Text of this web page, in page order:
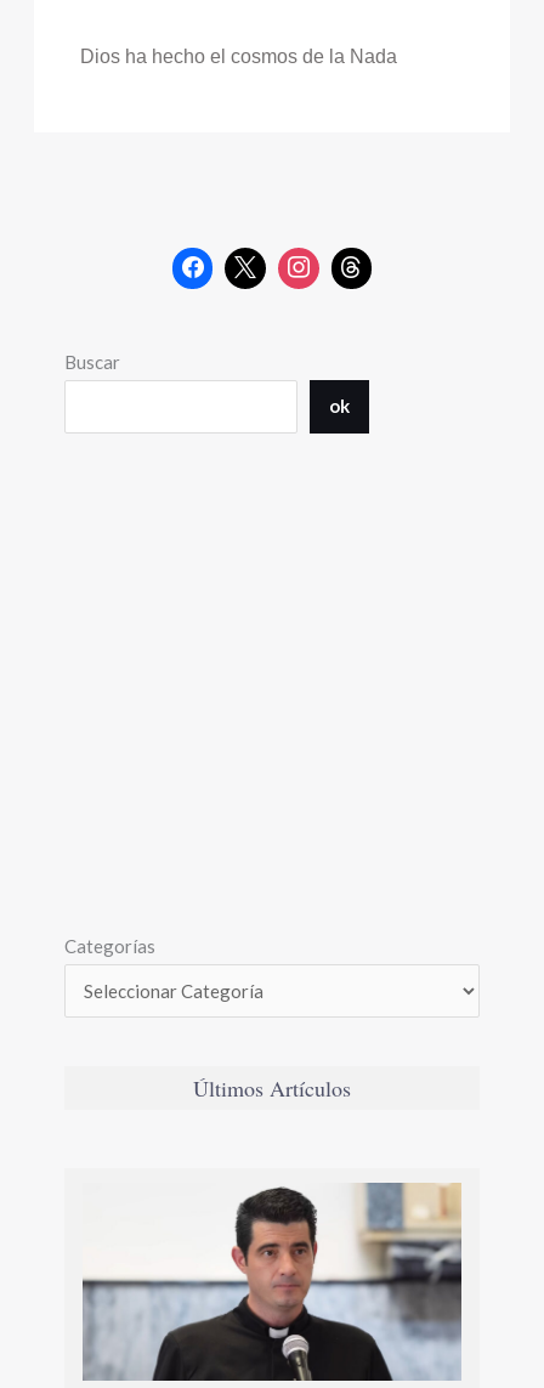
Dios ha hecho el cosmos de la Nada
Buscar
ok
Categorías
Últimos Artículos